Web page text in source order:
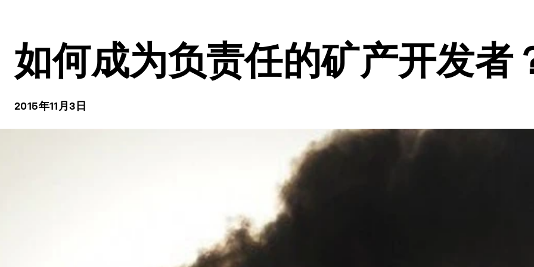
如何成为负责任的矿产开发者
2015年11月3日